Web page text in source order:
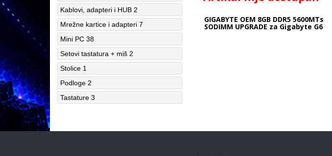
Kablovi, adapteri i HUB 2
Mrežne kartice i adapteri 7
Mini PC 38
Setovi tastatura + miš 2
Stolice 1
Podloge 2
Tastature 3
GIGABYTE OEM 8GB DDR5 5600MTs
SODIMM UPGRADE za Gigabyte G6